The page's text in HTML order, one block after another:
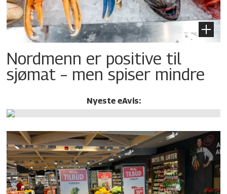
Nordmenn er positive til
sjømat – men spiser mindre
Nyeste eAvis: